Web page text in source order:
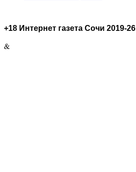
+18 Интернет газета Сочи 2019-26
&